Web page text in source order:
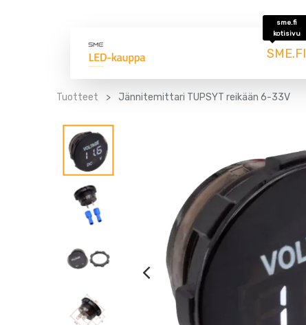
SME.FI
sme.fi
kotisivu
Tuotteet Jännitemittari TUPSYT reikään 6-33V